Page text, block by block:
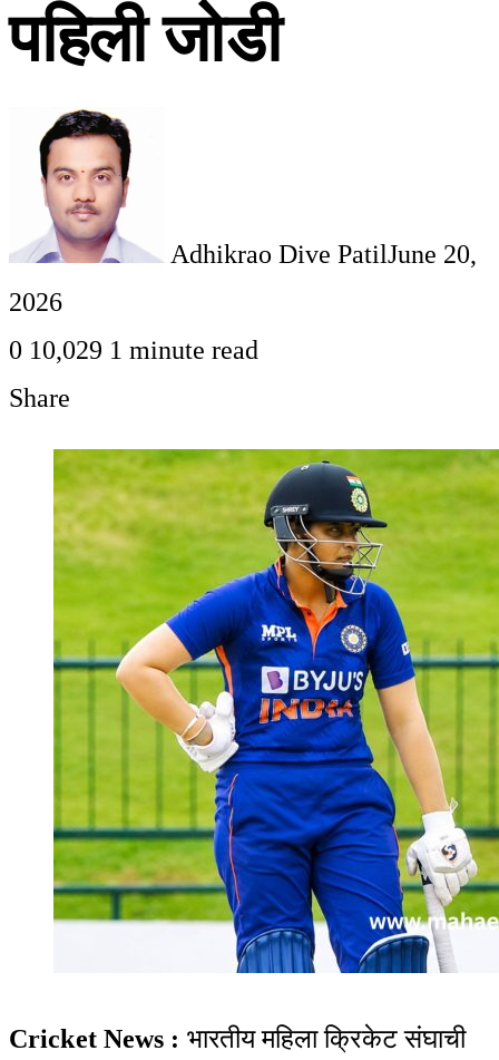
पहिली जोडी
Adhikrao Dive PatilJune 20,
2026
0 10,029 1 minute read
Share
Facebook
Twitter
LinkedIn
Pinterest
WhatsApp
Telegram
Share
Email
Print
Cricket News : भारतीय महिला क्रिकेट संघाची